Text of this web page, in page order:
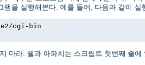
램을 실행해본다. 예를 들어, 다음과 같이 실
cgi-bin
마라. 쉘과 아파치는 스크립트 첫번째 줄에